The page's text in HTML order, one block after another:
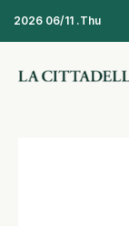
2026 06/11 .Thu